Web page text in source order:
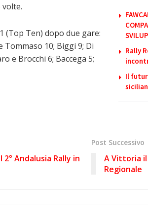
Rally
Il
volte.
(Top Ten) dopo due gare:
Tommaso 10; Biggi 9; Di
e Brocchi 6; Baccega 5;
Andalusia Rally in
Post Successivo
A Vittoria
Regionale